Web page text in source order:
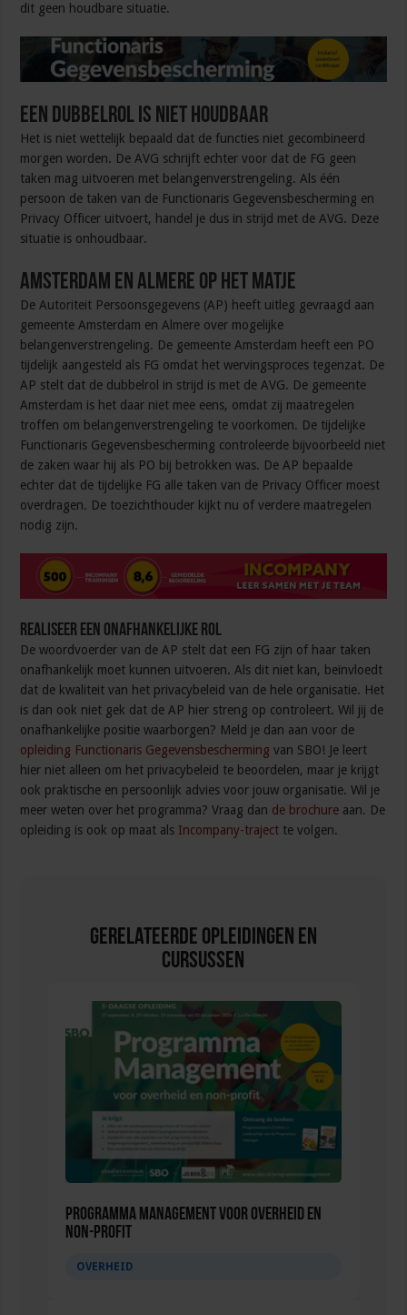
dit geen houdbare situatie.
Een dubbelrol is niet houdbaar
Het is niet wettelijk bepaald dat de functies niet gecombineerd
morgen worden. De AVG schrijft echter voor dat de FG geen
taken mag uitvoeren met belangenverstrengeling. Als één
persoon de taken van de Functionaris Gegevensbescherming en
Privacy Officer uitvoert, handel je dus in strijd met de AVG. Deze
situatie is onhoudbaar.
Amsterdam en Almere op het matje
De Autoriteit Persoonsgegevens (AP) heeft uitleg gevraagd aan
gemeente Amsterdam en Almere over mogelijke
belangenverstrengeling. De gemeente Amsterdam heeft een PO
tijdelijk aangesteld als FG omdat het wervingsproces tegenzat. De
AP stelt dat de dubbelrol in strijd is met de AVG. De gemeente
Amsterdam is het daar niet mee eens, omdat zij maatregelen
troffen om belangenverstrengeling te voorkomen. De tijdelijke
Functionaris Gegevensbescherming controleerde bijvoorbeeld niet
de zaken waar hij als PO bij betrokken was. De AP bepaalde
echter dat de tijdelijke FG alle taken van de Privacy Officer moest
overdragen. De toezichthouder kijkt nu of verdere maatregelen
nodig zijn.
Realiseer een onafhankelijke rol
De woordvoerder van de AP stelt dat een FG zijn of haar taken
onafhankelijk moet kunnen uitvoeren. Als dit niet kan, beïnvloedt
dat de kwaliteit van het privacybeleid van de hele organisatie. Het
is dan ook niet gek dat de AP hier streng op controleert. Wil jij de
onafhankelijke positie waarborgen? Meld je dan aan voor de
opleiding Functionaris Gegevensbescherming van SBO! Je leert
hier niet alleen om het privacybeleid te beoordelen, maar je krijgt
ook praktische en persoonlijk advies voor jouw organisatie. Wil je
meer weten over het programma? Vraag dan de brochure aan. De
opleiding is ook op maat als Incompany-traject te volgen.
Gerelateerde Opleidingen en
Cursussen
Programma Management voor overheid en
non-profit
OVERHEID